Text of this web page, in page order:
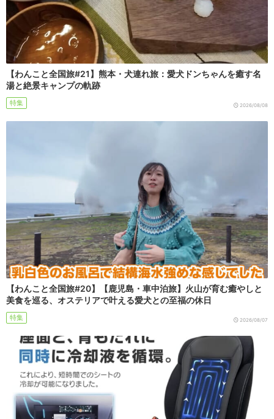
【わんこと全国旅#21】熊本・犬連れ旅：愛犬ドンちゃんを癒す名
湯と絶景キャンプの軌跡
特集 2026/08/08
【わんこと全国旅#20】【鹿児島・車中泊旅】火山が育む癒やしと
美食を巡る、オステリアで叶える愛犬との至福の休日
特集 2026/08/07